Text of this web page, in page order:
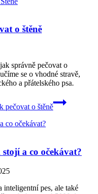
o štěně
správně pečovat o
se o vhodné stravě,
a přátelského psa.
pečovat o štěně
a co očekávat?
inteligentní pes, ale také